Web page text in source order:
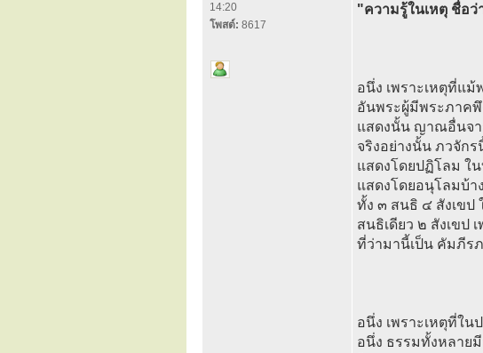
14:20
โพสต์: 8617
"ความรู้ในเหตุ ชื่อ
อนึ่ง เพราะเหตุที่แ
อันพระผู้มีพระภาคพึ
แสดงนั้น ญาณอื่นจ
จริงอย่างนั้น ภวจัก
แสดงโดยปฏิโลม ใ
แสดงโดยอนุโลมบ้า
ทั้ง ๓ สนธิ ๔ สังเขป
สนธิเดียว ๒ สังเขป
ที่ว่ามานี้เป็น คัมภีร
อนึ่ง เพราะเหตุที่ใ
อนึ่ง ธรรมทั้งหลาย